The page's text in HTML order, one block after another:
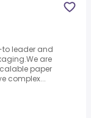
to leader and
are
paper
complex...